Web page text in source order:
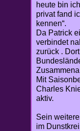
heute bin
privat fand
kennen“.
Da Patrick
verbindet
zurück .
Mit
Charles
aktiv.
Sein
im